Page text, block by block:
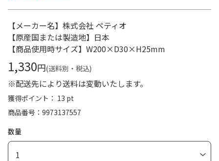
【メーカー名】株式会社 ペティオ
【原産国または製造地】日本
【商品使用時サイズ】W200×D30×H25mm
1,330円(送料別・税込)
※配送先により送料は変動いたします。
獲得ポイント： 13 pt
商品番号
9973137557
数量
1